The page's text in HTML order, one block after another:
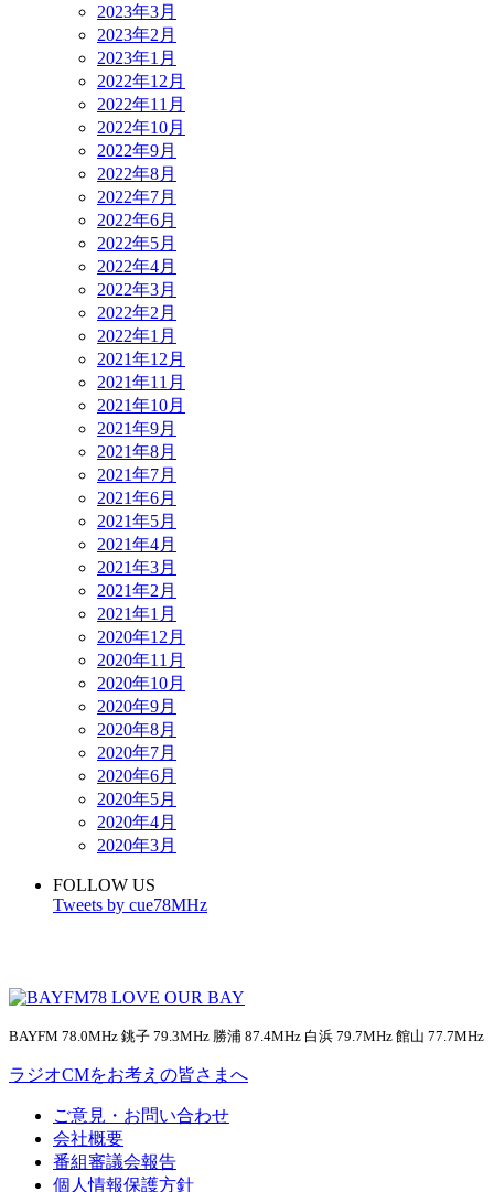
2023年3月
2023年2月
2023年1月
2022年12月
2022年11月
2022年10月
2022年9月
2022年8月
2022年7月
2022年6月
2022年5月
2022年4月
2022年3月
2022年2月
2022年1月
2021年12月
2021年11月
2021年10月
2021年9月
2021年8月
2021年7月
2021年6月
2021年5月
2021年4月
2021年3月
2021年2月
2021年1月
2020年12月
2020年11月
2020年10月
2020年9月
2020年8月
2020年7月
2020年6月
2020年5月
2020年4月
2020年3月
FOLLOW US
Tweets by cue78MHz
BAYFM 78.0MHz 銚子 79.3MHz 勝浦 87.4MHz 白浜 79.7MHz 館山 77.7MHz
ラジオCMをお考えの皆さまへ
ご意見・お問い合わせ
会社概要
番組審議会報告
個人情報保護方針